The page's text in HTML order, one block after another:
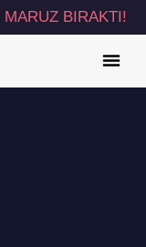
MARUZ BIRAKTI!